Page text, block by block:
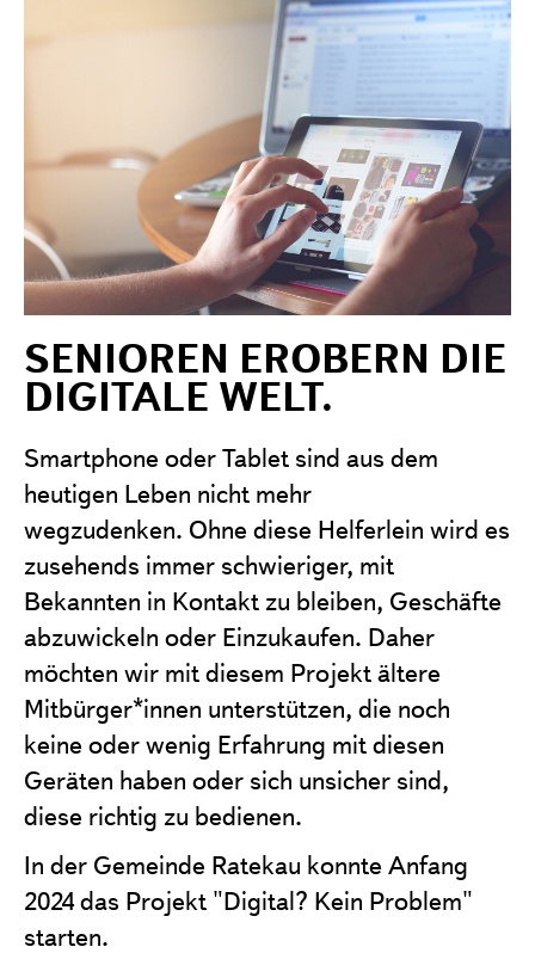
Förderantrag stellen
Satzung & Grundsätze
Jahresberichte
SENIOREN EROBERN DIE
DIGITALE WELT.
Smartphone oder Tablet sind aus dem
heutigen Leben nicht mehr
wegzudenken. Ohne diese Helferlein wird es
zusehends immer schwieriger, mit
Bekannten in Kontakt zu bleiben, Geschäfte
abzuwickeln oder Einzukaufen. Daher
möchten wir mit diesem Projekt ältere
Mitbürger*innen unterstützen, die noch
keine oder wenig Erfahrung mit diesen
Geräten haben oder sich unsicher sind,
diese richtig zu bedienen.
In der Gemeinde Ratekau konnte Anfang
2024 das Projekt "Digital? Kein Problem"
starten.